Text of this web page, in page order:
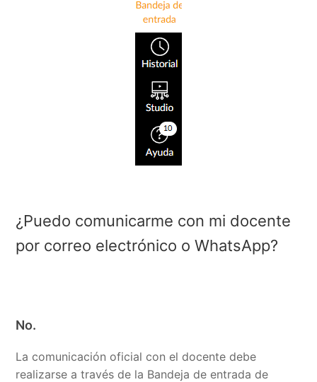
¿Puedo comunicarme con mi docente
por correo electrónico o WhatsApp?
No.
La comunicación oficial con el docente debe
realizarse a través de la Bandeja de entrada de